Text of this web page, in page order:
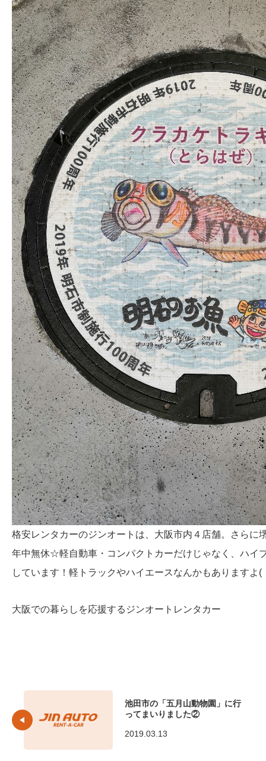
格安レンタカーのジンオートは、大阪市内４店舗。さらに
年中無休☆軽自動車・コンパクトカーだけじゃなく、ハイ
しています！軽トラックやハイエースなんかもありますよ(
大阪での暮らしを応援するジンオートレンタカー
池田市の「五月山動物園」に行
ってまいりました②
2019.03.13